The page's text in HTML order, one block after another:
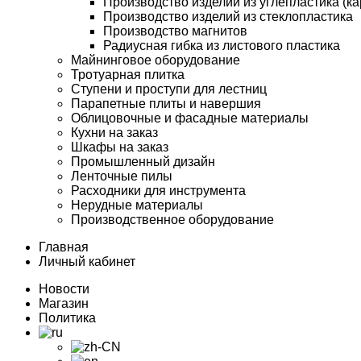
Производство изделий из стеклопластика
Производство магнитов
Радиусная гибка из листового пластика
Майнинговое оборудование
Тротуарная плитка
Ступени и проступи для лестниц
Парапетные плиты и навершия
Облицовочные и фасадные материалы
Кухни на заказ
Шкафы на заказ
Промышленный дизайн
Ленточные пилы
Расходники для инструмента
Нерудные материалы
Производственное оборудование
Главная
Личный кабинет
Новости
Магазин
Политика